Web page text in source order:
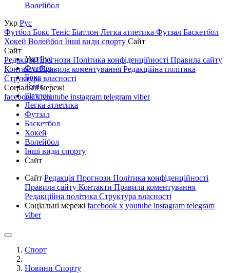
Волейбол
Укр Рус
Футбол Бокс Теніс Біатлон Легка атлетика Футзал Баскетбол
Хокей Волейбол Інші види спорту Сайт
Сайт
РедакціяПрогнози Політика конфіденційності Правила сайту
КонтактиПравила коментування Редакційна політика
Структура власності
Соціальні мережі
facebookxyoutube instagram telegram viber
УкрРус
Футбол
Бокс
Теніс
Біатлон
Легка атлетика
Футзал
Баскетбол
Хокей
Волейбол
Інші види спорту
Сайт
Сайт Редакція Прогнози Політика конфіденційності
Правила сайту Контакти Правила коментування
Редакційна політика Структура власності
Соціальні мережі facebook x youtube instagram telegram
viber
Спорт
Новини Спорту